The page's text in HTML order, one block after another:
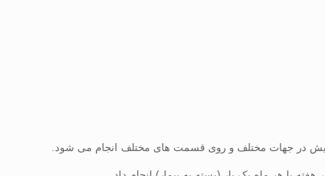
در جهات مختلف و روی قسمت های مختلف انجام می شود.